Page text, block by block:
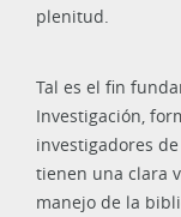
plenitud.
Tal es el fin
Investigación,
investigadores
tienen una clara
manejo de la